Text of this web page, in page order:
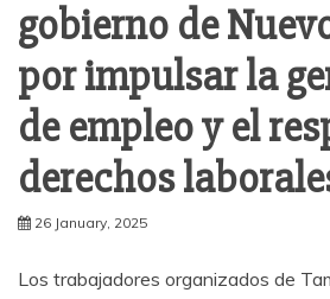
gobierno de
por impulsar la
de empleo y el
derechos
26 January, 2025
Los trabajadores organizados de